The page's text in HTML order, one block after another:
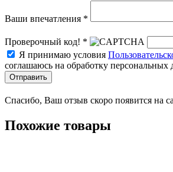
Ваши впечатления *
Проверочный код! *
Я принимаю условия
соглашаюсь на обработку персональных
Отправить
Спасибо, Ваш отзыв скоро появится на
Похожие товары